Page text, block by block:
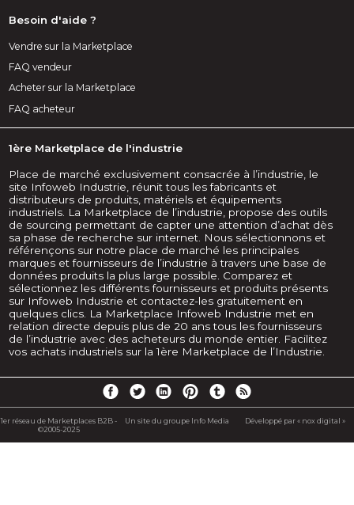
Besoin d'aide ?
Vendre sur la Marketplace
FAQ vendeur
Acheter sur la Marketplace
FAQ acheteur
1ère Marketplace de l'industrie
Place de marché exclusivement consacrée à l’industrie, le
site Infoweb Industrie, réunit tous les fabricants et
distributeurs de produits, matériels et équipements
industriels. La Marketplace de l’industrie, propose des outils
de sourcing permettant de capter une attention d’achat dès
sa phase de recherche sur internet. Nous sélectionnons et
référençons sur notre place de marché les principales
marques et fournisseurs de l’industrie à travers une base de
données produits la plus large possible. Comparez et
sélectionnez les différents fournisseurs et produits présents
sur Infoweb Industrie et contactez-les gratuitement en
quelques clics. La Marketplace Infoweb Industrie met en
relation directe depuis plus de 20 ans tous les fournisseurs
de l’industrie avec des acheteurs du monde entier. Facilitez
vos achats industriels sur la 1ère Marketplace de l’Industrie.
1er réseau de Marketplaces B2B -
©2005-2025
Un site du groupe Info Media Développé par « nox digital »